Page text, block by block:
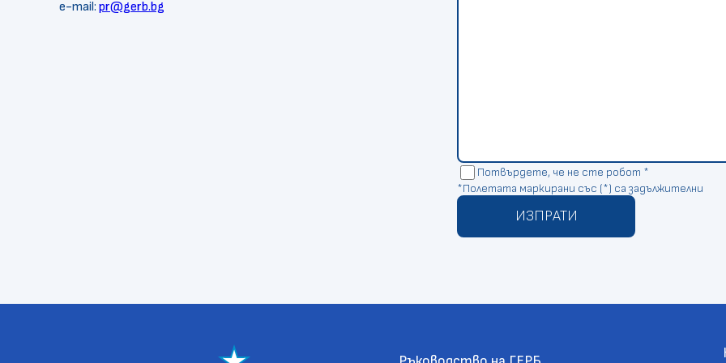
e-mail: pr@gerb.bg
Потвърдете, че не сте робот *
*Полетата маркирани със (*) са задължителни
ИЗПРАТИ